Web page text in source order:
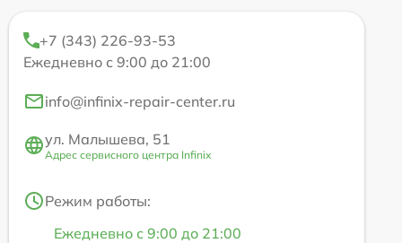
+7 (343) 226-93-53
Ежедневно с 9:00 до 21:00
info@infinix-repair-center.ru
ул. Малышева, 51
Адрес сервисного центра Infinix
Режим работы:
Ежедневно с 9:00 до 21:00